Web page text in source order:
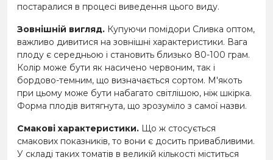
постаралися в процесі виведення цього виду.
Зовнішній вигляд. Купуючи помідори Сливка оптом,
важливо дивитися на зовнішні характеристики. Вага
плоду є середньою і становить близько 80-100 грам.
Колір може бути як насичено червоним, так і
бордово-темним, що визначається сортом. М'якоть
при цьому може бути набагато світлішою, ніж шкірка.
Форма плодів витягнута, що зрозуміло з самої назви.
Смакові характеристики. Що ж стосується
смакових показників, то вони є досить привабливими.
У складі таких томатів в великій кількості міститься